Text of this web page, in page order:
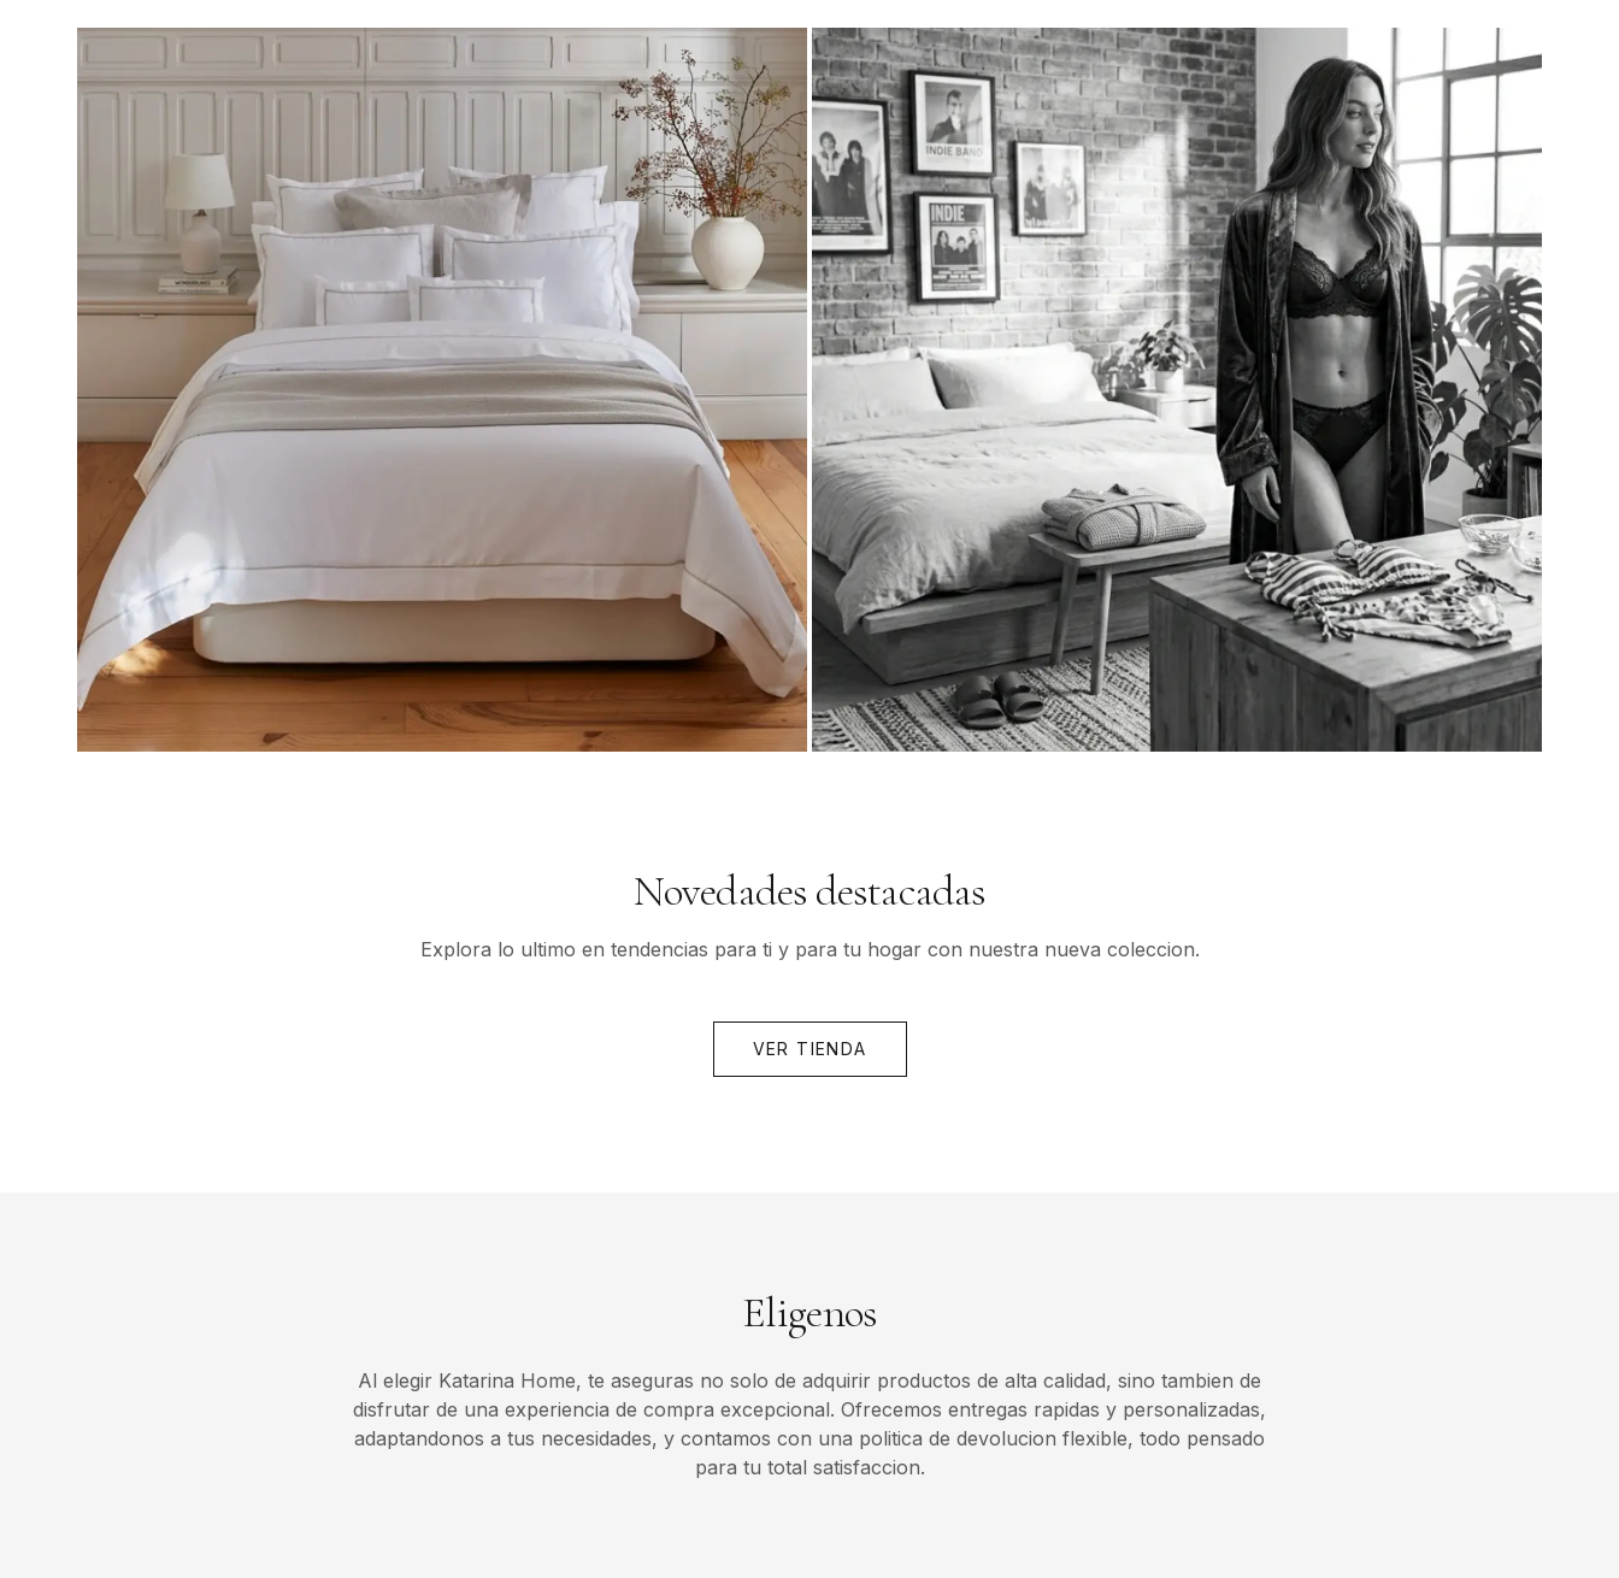
Novedades destacadas
Explora lo ultimo en tendencias para ti y para tu hogar con nuestra nueva coleccion.
VER TIENDA
Eligenos
Al elegir Katarina Home, te aseguras no solo de adquirir productos de alta calidad, sino tambien de
disfrutar de una experiencia de compra excepcional. Ofrecemos entregas rapidas y personalizadas,
adaptandonos a tus necesidades, y contamos con una politica de devolucion flexible, todo pensado
para tu total satisfaccion.